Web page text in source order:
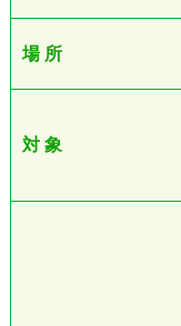
場 所
対 象